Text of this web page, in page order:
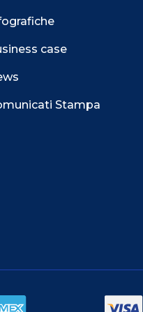
case
Stampa
per